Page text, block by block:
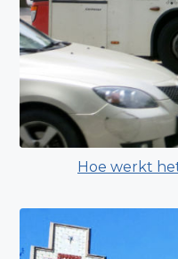
Hoe werkt